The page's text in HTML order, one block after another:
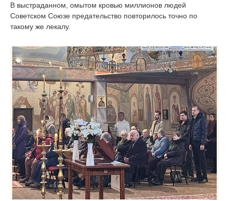
В выстраданном, омытом кровью миллионов людей
Советском Союзе предательство повторилось точно по
такому же лекалу.